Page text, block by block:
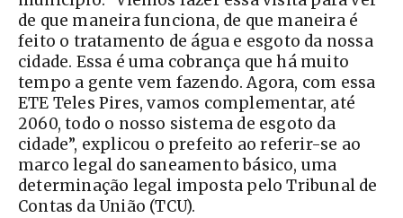
de que maneira funciona, de que maneira é
feito o tratamento de água e esgoto da nossa
cidade. Essa é uma cobrança que há muito
tempo a gente vem fazendo. Agora, com essa
ETE Teles Pires, vamos complementar, até
2060, todo o nosso sistema de esgoto da
cidade”, explicou o prefeito ao referir-se ao
marco legal do saneamento básico, uma
determinação legal imposta pelo Tribunal de
Contas da União (TCU).